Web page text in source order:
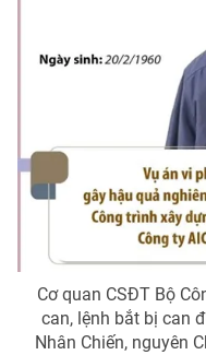
Cơ quan CSĐT Bộ
can, lệnh bắt bị can
Nhân Chiến, nguyên